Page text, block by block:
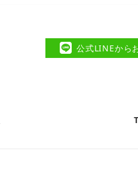
公式LINEから